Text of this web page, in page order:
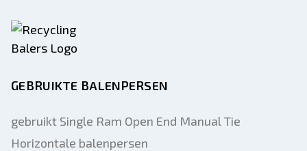
GEBRUIKTE BALENPERSEN
gebruikt Single Ram Open End Manual Tie
Horizontale balenpersen